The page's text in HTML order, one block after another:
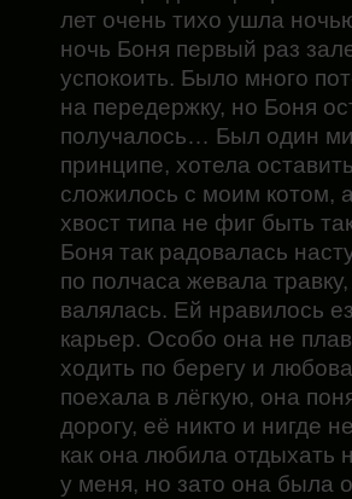
лет очень тихо ушла
ночь Боня первый раз
успокоить. Было много
на передержку, но Боня
получалось… Был один
принципе, хотела
сложилось с моим котом,
хвост типа не фиг быть
Боня так радовалась
по полчаса жевала
валялась. Ей нравилось
карьер. Особо она не
ходить по берегу и
поехала в лёгкую, она
дорогу, её никто и нигде
как она любила
у меня, но зато она была